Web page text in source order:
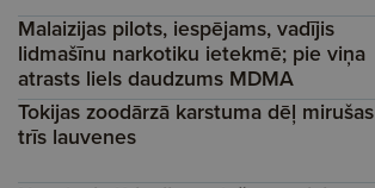
Malaizijas pilots, iespējams, vadījis
lidmašīnu narkotiku ietekmē; pie viņa
atrasts liels daudzums MDMA
Tokijas zoodārzā karstuma dēļ mirušas
trīs lauvenes